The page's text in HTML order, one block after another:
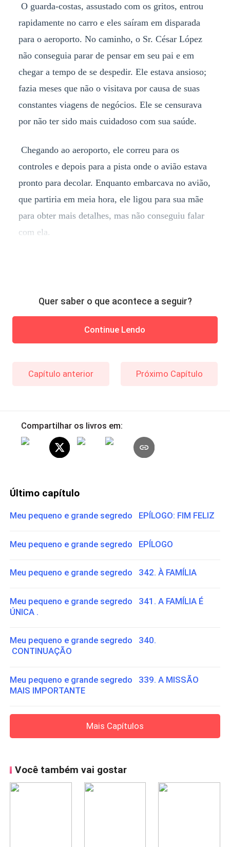
O guarda-costas, assustado com os gritos, entrou
rapidamente no carro e eles saíram em disparada
para o aeroporto. No caminho, o Sr. César López
não conseguia parar de pensar em seu pai e em
chegar a tempo de se despedir. Ele estava ansioso;
fazia meses que não o visitava por causa de suas
constantes viagens de negócios. Ele se censurava
por não ter sido mais cuidadoso com sua saúde.
Chegando ao aeroporto, ele correu para os
controles e depois para a pista onde o avião estava
pronto para decolar. Enquanto embarcava no avião,
que partiria em meia hora, ele ligou para sua mãe
para obter mais detalhes, mas não conseguiu falar
com ela.
Quer saber o que acontece a seguir?
Continue Lendo
Capítulo anterior Próximo Capítulo
Compartilhar os livros em:
Último capítulo
Meu pequeno e grande segredo EPÍLOGO: FIM FELIZ
Meu pequeno e grande segredo EPÍLOGO
Meu pequeno e grande segredo 342. À FAMÍLIA
Meu pequeno e grande segredo 341. A FAMÍLIA É
ÚNICA .
Meu pequeno e grande segredo 340.
CONTINUAÇÃO
Meu pequeno e grande segredo 339. A MISSÃO
MAIS IMPORTANTE
Mais Capítulos
Você também vai gostar